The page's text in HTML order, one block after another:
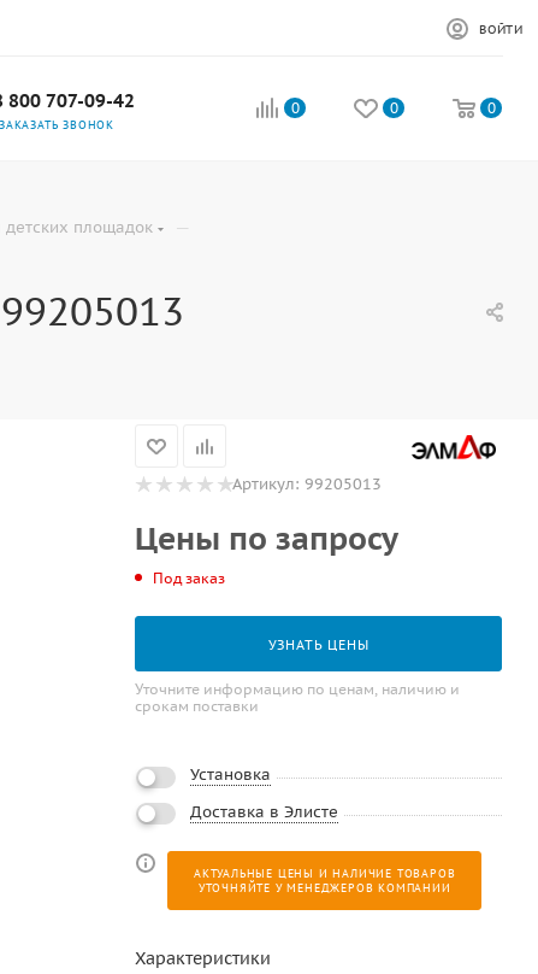
ВОЙТИ
800 707-09-42
ЗАКАЗАТЬ ЗВОНОК
0 0 0
площадок —
Артикул: 99205013
Цены по запросу
Под заказ
УЗНАТЬ ЦЕНЫ
Уточните информацию по ценам, наличию и
срокам поставки
Установка
Доставка в Элисте
АКТУАЛЬНЫЕ ЦЕНЫ И НАЛИЧИЕ ТОВАРОВ
УТОЧНЯЙТЕ У МЕНЕДЖЕРОВ КОМПАНИИ
Характеристики